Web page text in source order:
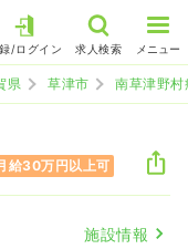
/ログイン 求人検索 メニュー
県 草津市 南草津野村
給30万円以上可
施設情報